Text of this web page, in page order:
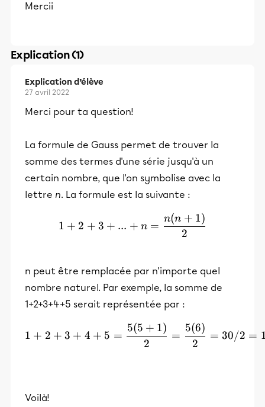
Mercii
Explication (1)
Explication d’élève
27 avril 2022
Merci pour ta question!
La formule de Gauss permet de trouver la
somme des termes d'une série jusqu'à un
certain nombre, que l'on symbolise avec la
lettre n. La formule est la suivante :
1 + 2 + 3 + ... + n =
2
n(n + 1)
n peut être remplacée par n'importe quel
nombre naturel. Par exemple, la somme de
1+2+3+4+5 serait représentée par :
1+2+3+4+5 =
1 + 2 + 3 + 4 + 5 =
2
5(5 + 1)
=
2
5(6)
= 30/2 =
Voilà!